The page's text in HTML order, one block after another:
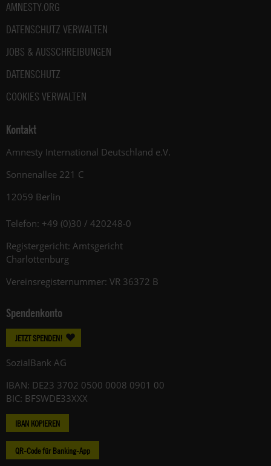
AMNESTY.ORG
DATENSCHUTZ VERWALTEN
JOBS & AUSSCHREIBUNGEN
DATENSCHUTZ
COOKIES VERWALTEN
Kontakt
Amnesty International Deutschland e.V.
Sonnenallee 221 C
12059 Berlin
Telefon: +49 (0)30 / 420248-0
Registergericht: Amtsgericht
Charlottenburg
Vereinsregisternummer: VR 36372 B
Spendenkonto
JETZT SPENDEN!
SozialBank AG
IBAN: DE23 3702 0500 0008 0901 00
BIC: BFSWDE33XXX
IBAN KOPIEREN
QR-Code für Banking-App